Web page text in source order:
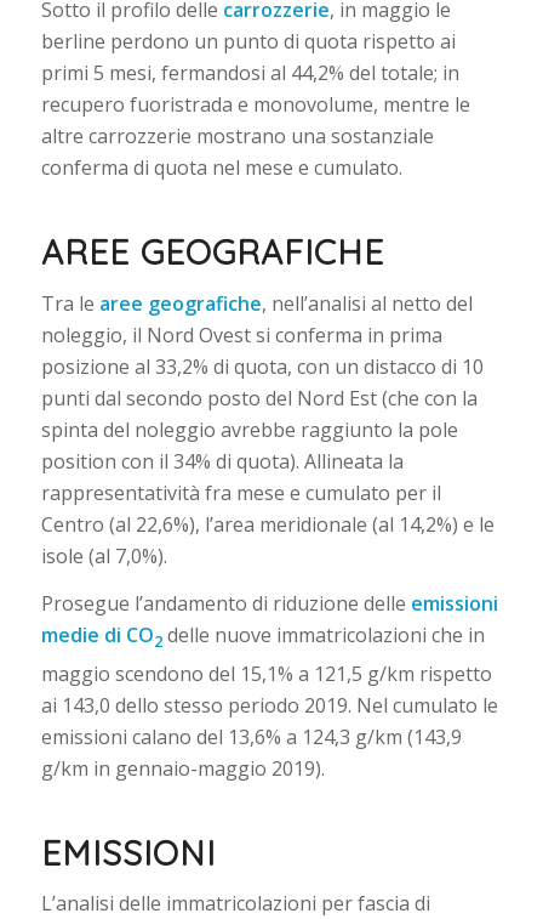
Sotto il profilo delle carrozzerie, in maggio le
berline perdono un punto di quota rispetto ai
primi 5 mesi, fermandosi al 44,2% del totale; in
recupero fuoristrada e monovolume, mentre le
altre carrozzerie mostrano una sostanziale
conferma di quota nel mese e cumulato.
AREE GEOGRAFICHE
Tra le aree geografiche, nell’analisi al netto del
noleggio, il Nord Ovest si conferma in prima
posizione al 33,2% di quota, con un distacco di 10
punti dal secondo posto del Nord Est (che con la
spinta del noleggio avrebbe raggiunto la pole
position con il 34% di quota). Allineata la
rappresentatività fra mese e cumulato per il
Centro (al 22,6%), l’area meridionale (al 14,2%) e le
isole (al 7,0%).
Prosegue l’andamento di riduzione delle emissioni
medie di CO2 delle nuove immatricolazioni che in
maggio scendono del 15,1% a 121,5 g/km rispetto
ai 143,0 dello stesso periodo 2019. Nel cumulato le
emissioni calano del 13,6% a 124,3 g/km (143,9
g/km in gennaio-maggio 2019).
EMISSIONI
L’analisi delle immatricolazioni per fascia di